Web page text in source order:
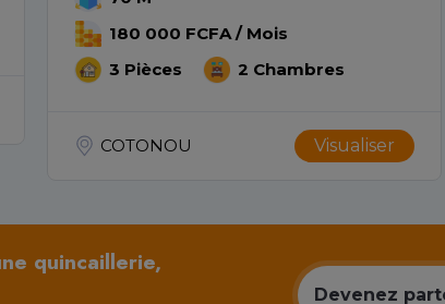
180 000 FCFA / Mois
3 Pièces
2 Chambres
COTONOU Visualiser
quincaillerie,
Devenez